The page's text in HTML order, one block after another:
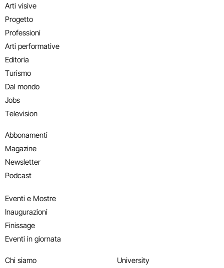
Arti visive
Progetto
Professioni
Arti performative
Editoria
Turismo
Dal mondo
Jobs
Television
Abbonamenti
Magazine
Newsletter
Podcast
Eventi e Mostre
Inaugurazioni
Finissage
Eventi in giornata
Chi siamo
University